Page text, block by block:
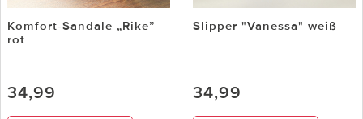
Komfort-Sandale „Rike”
rot
34,99
Slipper "Vanessa" weiß
34,99